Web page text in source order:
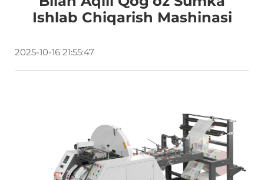
Kompaniya
Yangiliklar
Ishlab Chiqarish Mashinasi
2025-10-16 21:55:47